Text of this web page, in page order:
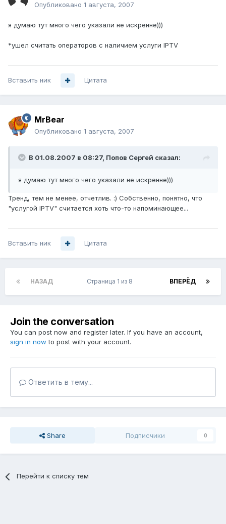
Опубликовано 1 августа, 2007
я думаю тут много чего указали не искренне)))
*ушел считать операторов с наличием услуги IPTV
Вставить ник Цитата
MrBear
Опубликовано 1 августа, 2007
В 01.08.2007 в 08:27, Попов Сергей сказал:
я думаю тут много чего указали не искренне)))
Тренд, тем не менее, отчетлив. :) Собственно, понятно, что
"услугой IPTV" считается хоть что-то напоминающее...
Вставить ник Цитата
НАЗАД ВПЕРЁД
Страница 1 из 8
Join the conversation
You can post now and register later. If you have an account,
sign in now to post with your account.
Ответить в тему...
Share Подписчики 0
Перейти к списку тем